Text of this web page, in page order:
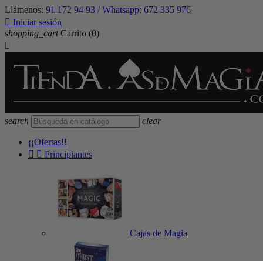
Llámenos: 91 172 94 93 / Whatsapp: 672 335 976
 Iniciar sesión
shopping_cart Carrito (0)

search clear
¡¡Ofertas!!
  Principiantes
Cajas de Magia